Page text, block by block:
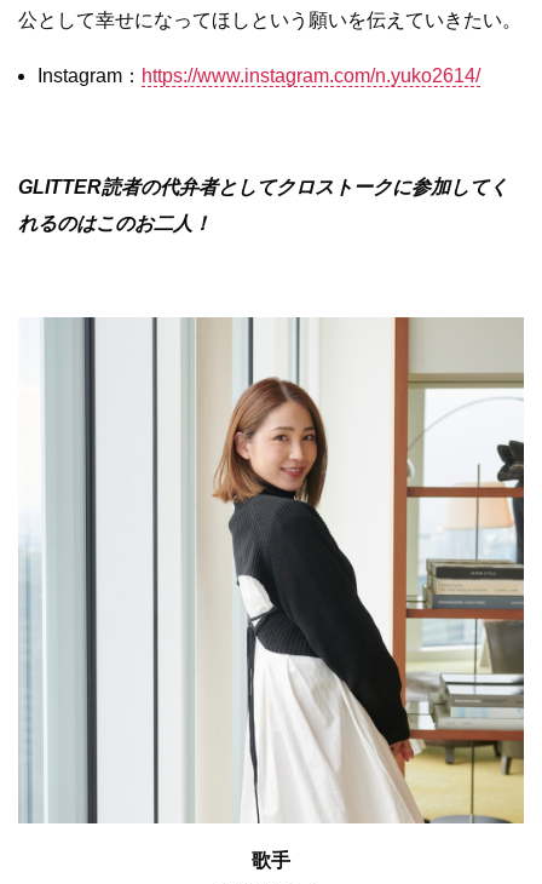
公として幸せになってほしという願いを伝えていきたい。
Instagram： https://www.instagram.com/n.yuko2614/
GLITTER読者の代弁者としてクロストークに参加してく
れるのはこのお二人！
歌手